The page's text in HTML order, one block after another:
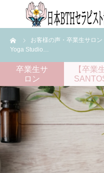
お客様の声・卒業生サロン
Yoga Studio…
卒業生サ
ロン
【卒業
HOME
協会について
資格取得
講師紹介